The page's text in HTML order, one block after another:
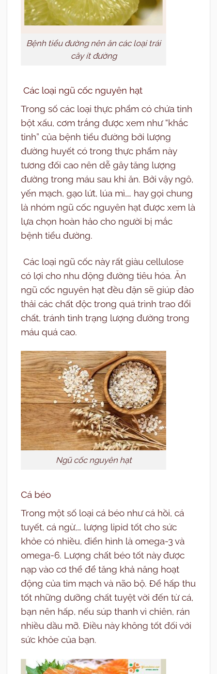
Bệnh tiểu đường nên ăn các loại trái
cây ít đường
Các loại ngũ cốc nguyên hạt
Trong số các loại thực phẩm có chứa tinh
bột xấu, cơm trắng được xem như “khắc
tinh” của bệnh tiểu đường bởi lượng
đường huyết có trong thực phẩm này
tương đối cao nên dễ gây tăng lượng
đường trong máu sau khi ăn. Bởi vậy ngô,
yến mạch, gạo lứt, lúa mì,… hay gọi chung
là nhóm ngũ cốc nguyên hạt được xem là
lựa chọn hoàn hảo cho người bị mắc
bệnh tiểu đường.
Các loại ngũ cốc này rất giàu cellulose
có lợi cho nhu động đường tiêu hóa. Ăn
ngũ cốc nguyên hạt đều đặn sẽ giúp đào
thải các chất độc trong quá trình trao đổi
chất, tránh tình trạng lượng đường trong
máu quá cao.
Ngũ cốc nguyên hạt
Cá béo
Trong một số loại cá béo như cá hồi, cá
tuyết, cá ngừ,… lượng lipid tốt cho sức
khỏe có nhiều, điển hình là omega-3 và
omega-6. Lượng chất béo tốt này được
nạp vào cơ thể để tăng khả năng hoạt
động của tim mạch và não bộ.Để hấp thu
tốt những dưỡng chất tuyệt vời đến từ cá,
bạn nên hấp, nếu súp thanh vì chiên, rán
nhiều dầu mỡ. Điều này không tốt đối với
sức khỏe của bạn.